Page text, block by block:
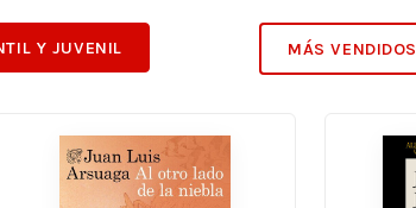
Y JUVENIL MÁS VENDIDOS